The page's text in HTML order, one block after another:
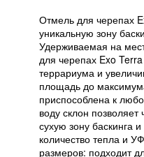
Отмель для черепах
уникальную зону
Удерживаемая на
для черепах Exo
террариума и
площадь до
приспособлена к
воду склон
сухую зону баскинга
количество тепла и
размеров: подходит